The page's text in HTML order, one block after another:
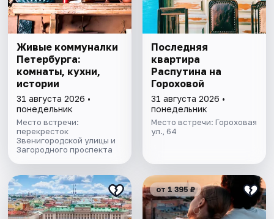
Живые коммуналки
Петербурга:
комнаты, кухни,
истории
31 августа 2026 •
понедельник
Место встречи:
перекресток
Звенигородской улицы и
Загородного проспекта
Последняя
квартира
Распутина на
Гороховой
31 августа 2026 •
понедельник
Место встречи: Гороховая
ул., 64
от 1 395 ₽